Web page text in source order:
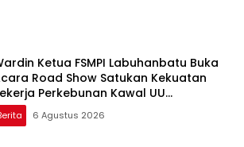
Ketua FSMPI Labuhanbatu Buka
Road Show Satukan Kekuatan
Perkebunan Kawal UU
Baru
6 Agustus 2026